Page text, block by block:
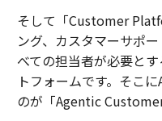
そして「Customer
ング、カスタマーサポ
べての担当者が必要と
トフォームです。そこ
のが「Agentic